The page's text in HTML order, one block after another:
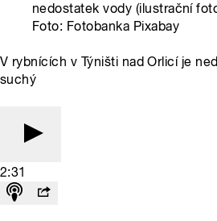
nedostatek vody (ilustrační
Foto: Fotobanka Pixabay
V rybnících v Týništi nad Orlicí je
suchý
2:31